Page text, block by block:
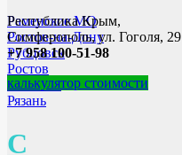
Раменское МО
Ростов-на-Дону
Рубцовск
Ростов
Рыбинск
Рязань
С
Республика Крым,
Симферополь, ул. Гоголя, 29
+7 958 100-51-98
калькулятор стоимости